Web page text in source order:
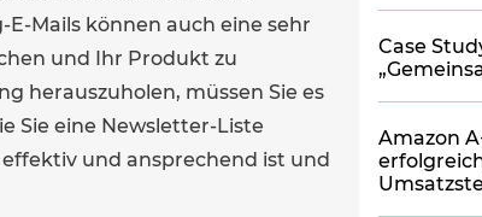
Mails können auch eine sehr
und Ihr Produkt zu
herauszuholen, müssen Sie es
Sie eine Newsletter-Liste
und ansprechend ist und
Case
Amazon